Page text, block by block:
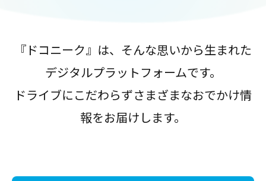
『ドコニーク』は、そんな思いから生まれた
デジタルプラットフォームです。
ドライブにこだわらずさまざまなおでかけ情
報をお届けします。